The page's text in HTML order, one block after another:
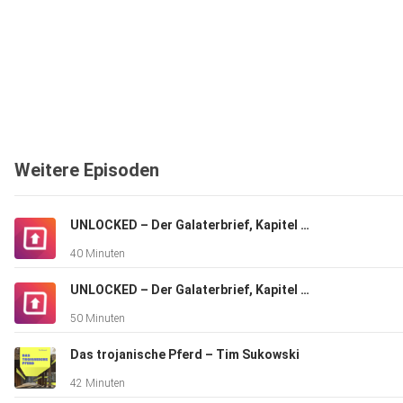
Weitere Episoden
UNLOCKED – Der Galaterbrief, Kapitel 4 – Patrick Geis
40 Minuten
UNLOCKED – Der Galaterbrief, Kapitel 3 – Thore Runkel
50 Minuten
Das trojanische Pferd – Tim Sukowski
42 Minuten